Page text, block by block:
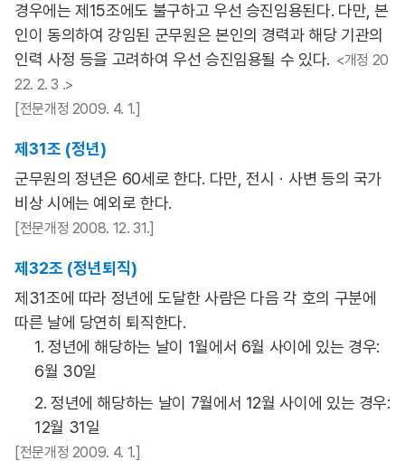
경우에는 제15조에도 불구하고 우선 승진임용된다. 다만, 본
인이 동의하여 강임된 군무원은 본인의 경력과 해당 기관의
인력 사정 등을 고려하여 우선 승진임용될 수 있다. <개정 20
22. 2. 3 .>
[전문개정 2009. 4. 1.]
제31조 (정년)
군무원의 정년은 60세로 한다. 다만, 전시ㆍ사변 등의 국가
비상 시에는 예외로 한다.
[전문개정 2008. 12. 31.]
제32조 (정년퇴직)
제31조에 따라 정년에 도달한 사람은 다음 각 호의 구분에
따른 날에 당연히 퇴직한다.
1. 정년에 해당하는 날이 1월에서 6월 사이에 있는 경우:
6월 30일
2. 정년에 해당하는 날이 7월에서 12월 사이에 있는 경우:
12월 31일
[전문개정 2009. 4. 1.]